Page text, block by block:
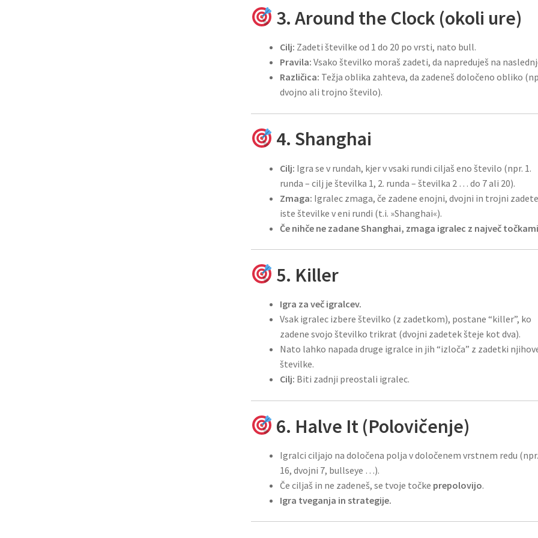
3. Around the Clock (okoli ure)
Cilj: Zadeti številke od 1 do 20 po vrsti, nato bull.
Pravila: Vsako številko moraš zadeti, da napreduješ na
Različica: Težja oblika zahteva, da zadeneš določeno obliko
dvojno ali trojno število).
4. Shanghai
Cilj: Igra se v rundah, kjer v vsaki rundi ciljaš eno število (npr. 1.
runda – cilj je številka 1, 2. runda – številka 2 … do 7 ali 20).
Zmaga: Igralec zmaga, če zadene enojni, dvojni in trojni
iste številke v eni rundi (t.i. »Shanghai«).
Če nihče ne zadane Shanghai, zmaga igralec z največ
5. Killer
Igra za več igralcev.
Vsak igralec izbere številko (z zadetkom), postane “killer”, ko
zadene svojo številko trikrat (dvojni zadetek šteje kot dva).
Nato lahko napada druge igralce in jih “izloča” z zadetki
številke.
Cilj: Biti zadnji preostali igralec.
6. Halve It (Polovičenje)
Igralci ciljajo na določena polja v določenem vrstnem redu
16, dvojni 7, bullseye …).
Če ciljaš in ne zadeneš, se tvoje točke prepolovijo.
Igra tveganja in strategije.